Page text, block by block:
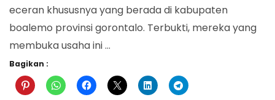
eceran khususnya yang berada di kabupaten
boalemo provinsi gorontalo. Terbukti, mereka yang
membuka usaha ini …
Bagikan :